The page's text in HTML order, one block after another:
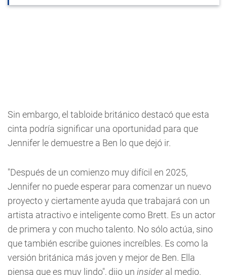
Sin embargo, el tabloide británico destacó que esta
cinta podría significar una oportunidad para que
Jennifer le demuestre a Ben lo que dejó ir.
"Después de un comienzo muy difícil en 2025,
Jennifer no puede esperar para comenzar un nuevo
proyecto y ciertamente ayuda que trabajará con un
artista atractivo e inteligente como Brett. Es un actor
de primera y con mucho talento. No sólo actúa, sino
que también escribe guiones increíbles. Es como la
versión británica más joven y mejor de Ben. Ella
piensa que es muy lindo", dijo un insideral medio.